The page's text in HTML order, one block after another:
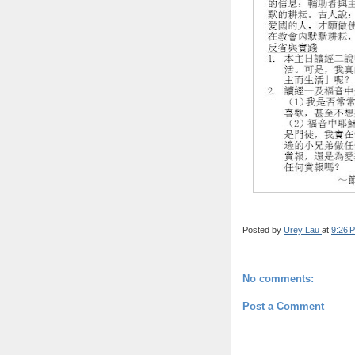
Posted by Urey Lau at 9:26
No comments:
Post a Comment